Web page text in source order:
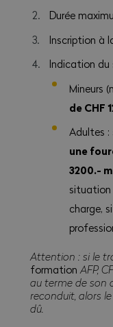
Durée
Inscription à
Indication du
Mineurs
de CHF
Adultes :
une
3200.-
situation
charge,
Attention : si le
formationAFP,
au terme de son
reconduit, alors
dû.